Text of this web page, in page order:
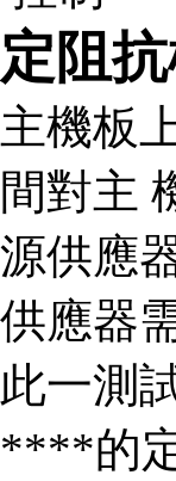
定阻
主機板
間對主
源供應
供應器
此一測
****的